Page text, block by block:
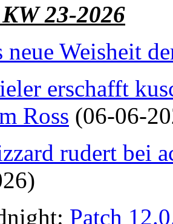
23-2026
neue Weisheit
erschafft
Ross (06-06-
rudert bei
Patch